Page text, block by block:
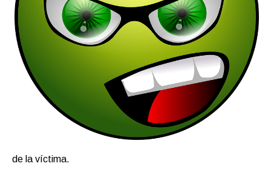
de la víctima.